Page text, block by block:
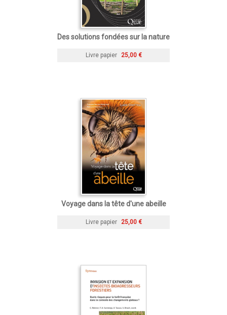
Des solutions fondées sur la nature
Livre papier 25,00 €
Voyage dans la tête d'une abeille
Livre papier 25,00 €